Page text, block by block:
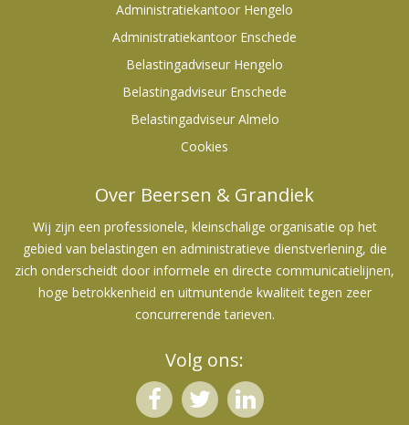
Administratiekantoor Hengelo
Administratiekantoor Enschede
Belastingadviseur Hengelo
Belastingadviseur Enschede
Belastingadviseur Almelo
Cookies
Over Beersen & Grandiek
Wij zijn een professionele, kleinschalige organisatie op het
gebied van belastingen en administratieve dienstverlening, die
zich onderscheidt door informele en directe communicatielijnen,
hoge betrokkenheid en uitmuntende kwaliteit tegen zeer
concurrerende tarieven.
Volg ons: